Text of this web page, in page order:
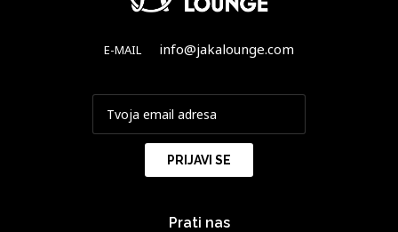
E-MAIL info@jakalounge.com
Prati nas